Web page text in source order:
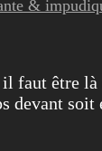
&
faut être là
devant soit